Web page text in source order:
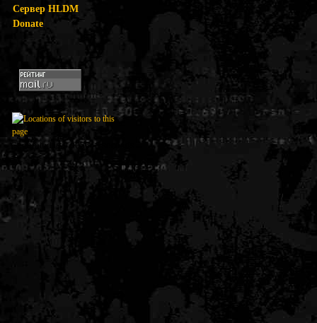
Сервер HLDM
Donate
Generated in 0.005646 seconds